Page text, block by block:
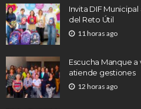
Invita DIF
del Reto Útil
11 horas ago
Escucha Manque a
atiende gestiones
12 horas ago